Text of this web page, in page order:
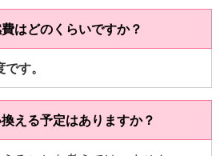
はどのくらいですか？
す。
える予定はありますか？